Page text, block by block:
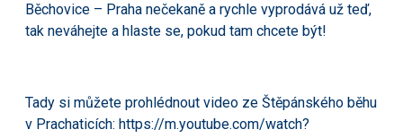
Běchovice – Praha nečekaně a rychle vyprodává už teď,
tak neváhejte a hlaste se, pokud tam chcete být!
Tady si můžete prohlédnout video ze Štěpánského běhu
v Prachaticích: https://m.youtube.com/watch?